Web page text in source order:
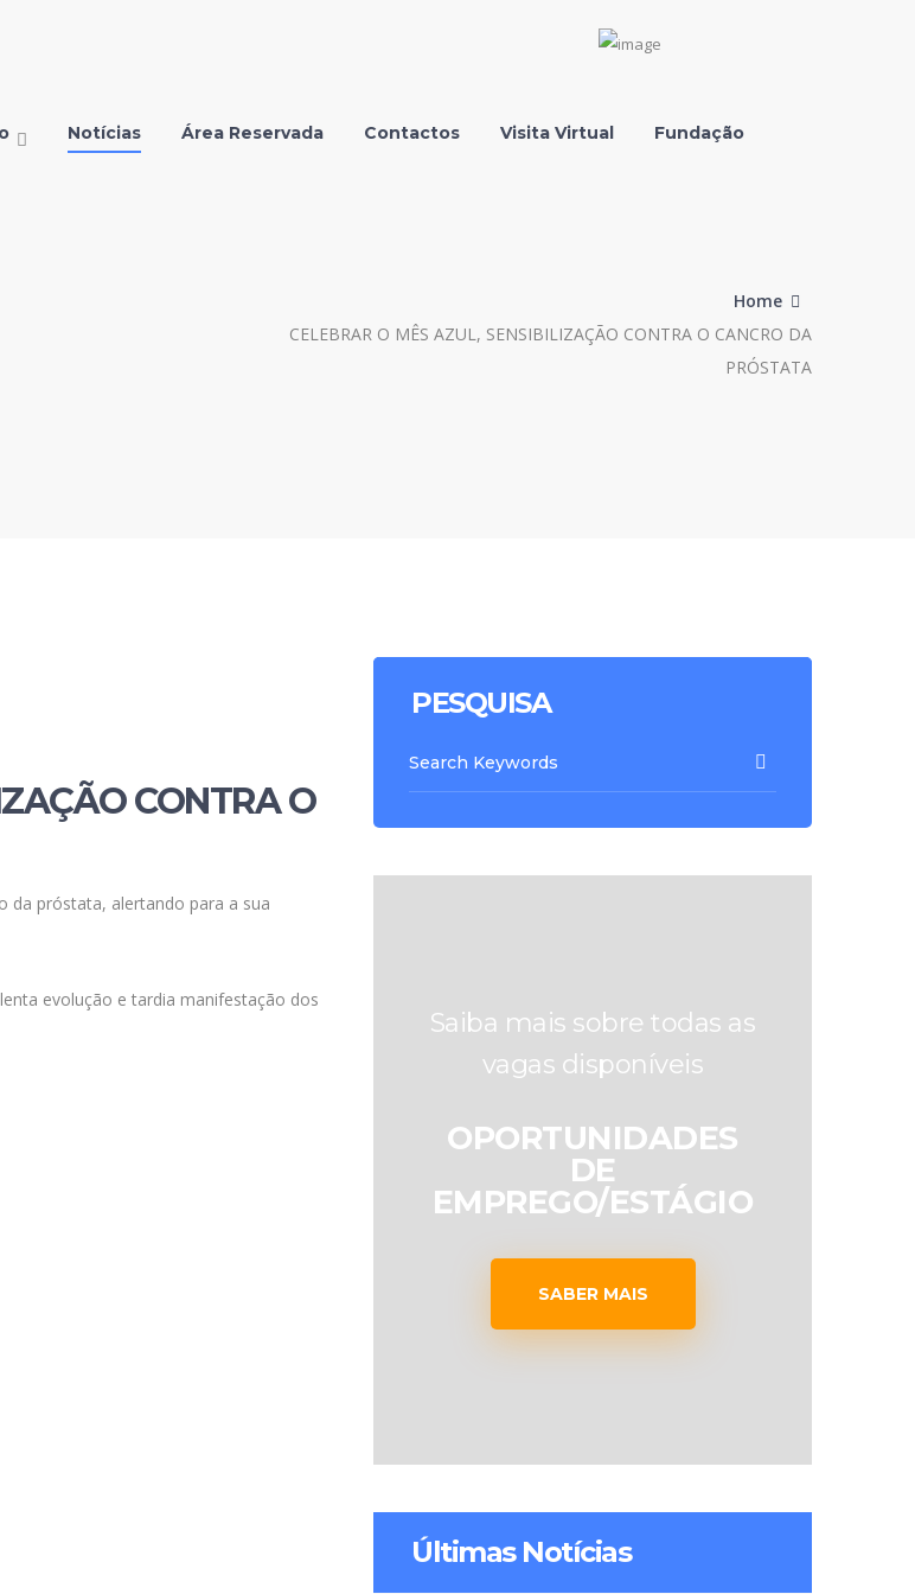
Notícias Área Reservada Contactos Visita Virtual Fundação
Home
CELEBRAR O MÊS AZUL, SENSIBILIZAÇÃO CONTRA O CANCRO DA
PRÓSTATA
CONTRA O
da próstata, alertando para a sua
evolução e tardia manifestação dos
PESQUISA
Saiba mais sobre todas as
vagas disponíveis
OPORTUNIDADES
DE
EMPREGO/ESTÁGIO
SABER MAIS
Últimas Notícias